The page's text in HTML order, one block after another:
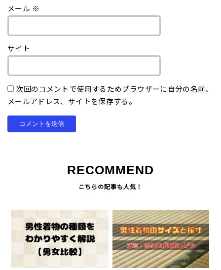
メール ※
サイト
次回のコメントで使用するためブラウザーに自分の名前、
メールアドレス、サイトを保存する。
RECOMMEND